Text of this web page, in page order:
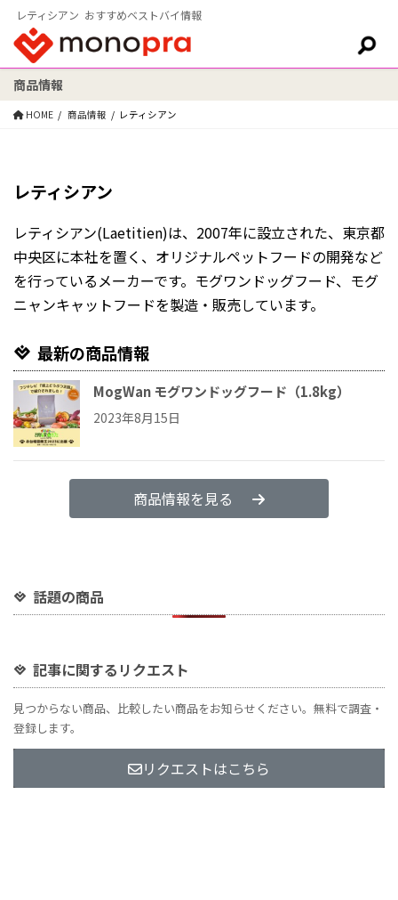
レティシアン おすすめベストバイ情報
検索:
商品情報
HOME 商品情報 レティシアン
レティシアン
レティシアン(Laetitien)は、2007年に設立された、東京都
中央区に本社を置く、オリジナルペットフードの開発など
を行っているメーカーです。モグワンドッグフード、モグ
ニャンキャットフードを製造・販売しています。
最新の商品情報
MogWan モグワンドッグフード（1.8kg）
2023年8月15日
商品情報を見る
話題の商品
記事に関するリクエスト
見つからない商品、比較したい商品をお知らせください。無料で調査・
登録します。
リクエストはこちら